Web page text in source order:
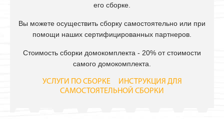
его сборке.
Вы можете осуществить сборку самостоятельно или при
помощи наших сертифицированных партнеров.
Стоимость сборки домокомплекта - 20% от стоимости
самого домокомплекта.
УСЛУГИ ПО СБОРКЕ
ИНСТРУКЦИЯ ДЛЯ
САМОСТОЯТЕЛЬНОЙ СБОРКИ